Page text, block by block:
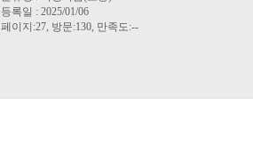
등록일 : 2025/01/06
페이지:27, 방문:130, 만족도:--